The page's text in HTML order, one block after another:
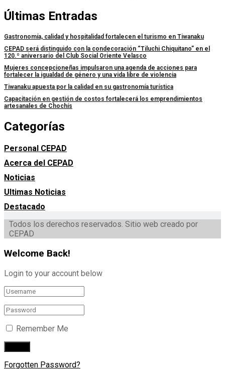
Últimas Entradas
Gastronomía, calidad y hospitalidad fortalecen el turismo en Tiwanaku
CEPAD será distinguido con la condecoración “Tiluchi Chiquitano” en el
120.º aniversario del Club Social Oriente Velasco
Mujeres concepcioneñas impulsaron una agenda de acciones para
fortalecer la igualdad de género y una vida libre de violencia
Tiwanaku apuesta por la calidad en su gastronomía turística
Capacitación en gestión de costos fortalecerá los emprendimientos
artesanales de Chochís
Categorías
Personal CEPAD
Acerca del CEPAD
Noticias
Ultimas Noticias
Destacado
Todos los derechos reservados. Sitio web creado por
CEPAD
Welcome Back!
Login to your account below
Remember Me
Forgotten Password?